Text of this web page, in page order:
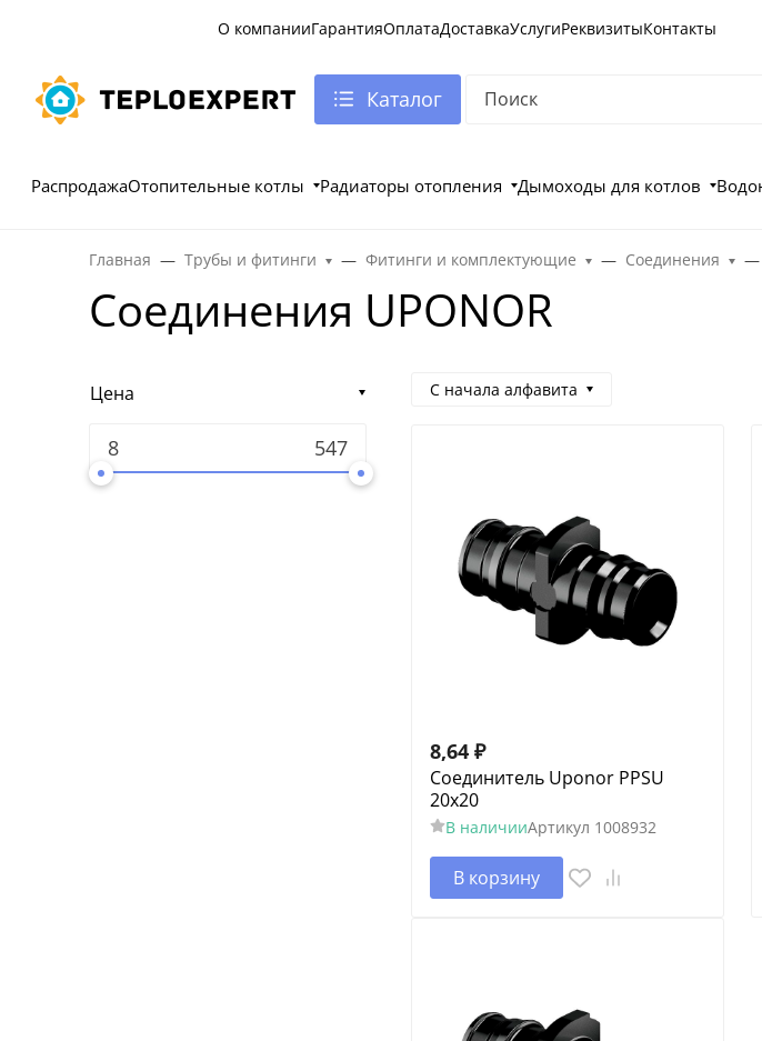
О компанииГарантияОплатаДоставкаУслугиРеквизитыКонтакты
Каталог
РаспродажаОтопительные котлы Радиаторы отопления Дымоходы для котлов
Главная Трубы и фитинги Фитинги и комплектующие Соединения
Соединения UPONOR
Цена С начала алфавита
8,64 ₽
Соединитель Uponor PPSU
20x20
В наличииАртикул 1008932
В корзину